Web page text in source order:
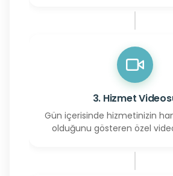
3. Hizmet
Gün içerisinde hizmetinizin
olduğunu gösteren özel video